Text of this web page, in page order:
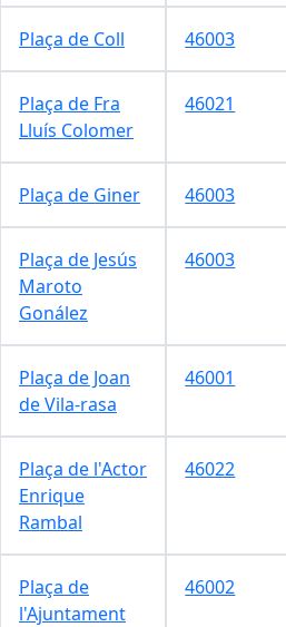
Plaça de Coll 46003
Plaça de Fra
Lluís Colomer
46021
Plaça de Giner 46003
Plaça de Jesús
Maroto
Gonález
46003
Plaça de Joan
de Vila-rasa
46001
Plaça de l'Actor
Enrique
Rambal
46022
Plaça de
l'Ajuntament
46002